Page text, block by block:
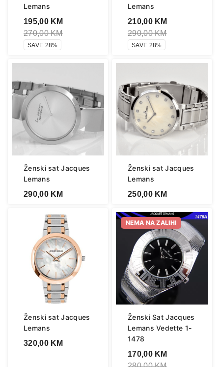
Lemans
195,00 KM
270,00KM
SAVE 28%
Lemans
210,00 KM
290,00KM
SAVE 28%
Ženski sat Jacques
Lemans
290,00 KM
Ženski sat Jacques
Lemans
250,00 KM
Ženski sat Jacques
Lemans
320,00 KM
NEMA NA ZALIHI
Ženski Sat Jacques
Lemans Vedette 1-
1478
170,00 KM